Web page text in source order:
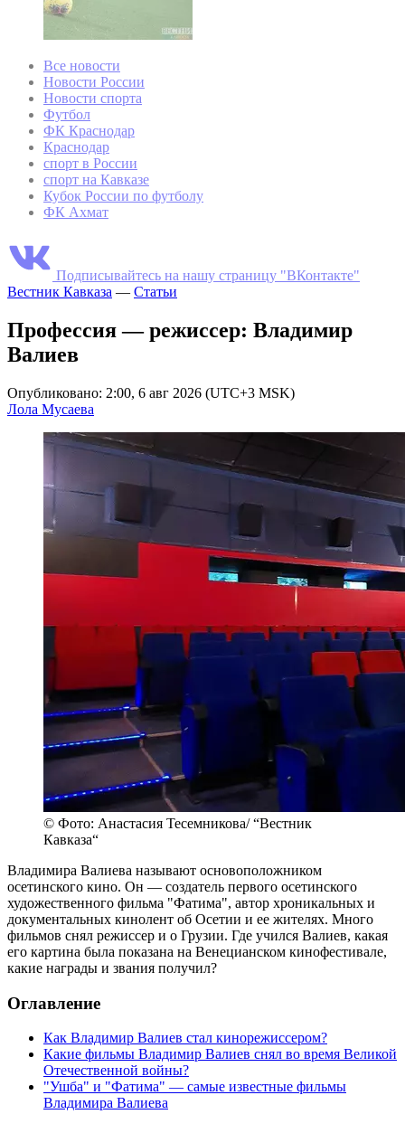
Все новости
Новости России
Новости спорта
Футбол
ФК Краснодар
Краснодар
спорт в России
спорт на Кавказе
Кубок России по футболу
ФК Ахмат
Подписывайтесь на нашу страницу "ВКонтакте"
Вестник Кавказа — Статьи
Профессия — режиссер: Владимир
Валиев
Опубликовано: 2:00, 6 авг 2026 (UTC+3 MSK)
Лола Мусаева
© Фото: Анастасия Тесемникова/ “Вестник
Кавказа“
Владимира Валиева называют основоположником
осетинского кино. Он — создатель первого осетинского
художественного фильма "Фатима", автор хроникальных и
документальных кинолент об Осетии и ее жителях. Много
фильмов снял режиссер и о Грузии. Где учился Валиев, какая
его картина была показана на Венецианском кинофестивале,
какие награды и звания получил?
Оглавление
Как Владимир Валиев стал кинорежиссером?
Какие фильмы Владимир Валиев снял во время Великой
Отечественной войны?
"Ушба" и "Фатима" — самые известные фильмы
Владимира Валиева